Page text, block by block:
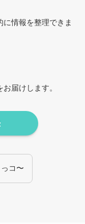
情報を整理できま
届けします。
コ〜